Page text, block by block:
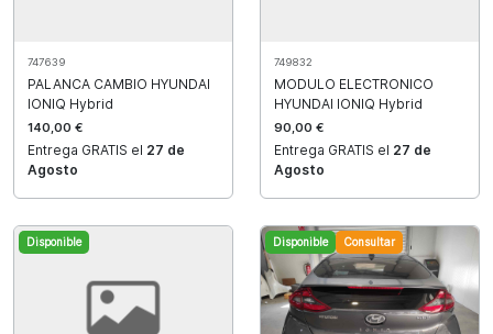
747639
PALANCA CAMBIO HYUNDAI
IONIQ Hybrid
140,00 €
Entrega GRATIS el 27 de
Agosto
749832
MODULO ELECTRONICO
HYUNDAI IONIQ Hybrid
90,00 €
Entrega GRATIS el 27 de
Agosto
Disponible Disponible Consultar